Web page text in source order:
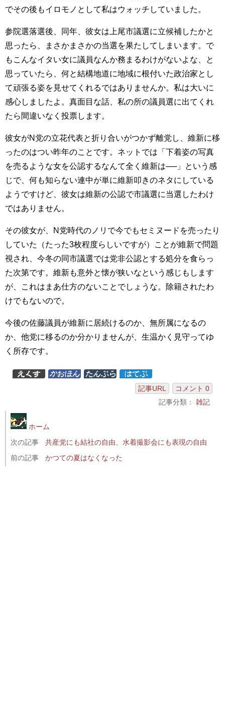
でその後もイロモノとして私はウォッチしていました。
参院選落選後、同年、彼女は上尾市議選に立候補したかと
思ったら、まさかまさかの当選を果たしてしまいます。で
もこんなイタい女に議員なんか務まるわけがないよな、と
思っていたら、何と結構地道に地域に根付いた政治家とし
て頑張る姿を見せてくれるではありませんか。私は大いに
感心しましたよ。真面目な話、私の所の議員選に出てくれ
たら間違いなく投票します。
彼女がN党の立花代表と折り合いがつかず離党し、維新に移
ったのはつい昨年のことです。ネットでは「下着姿の写真
を売るような女を公認するなんて全く維新は──」という感
じで、何も知らない連中が単に維新叩きのネタにしている
ようですけど、彼女は維新の公認で市議選に当選したわけ
ではありません。
その彼女が、N党時代のノリで今でもセミヌードを売ったり
していた（たった3枚程度らしいですが）ことが維新で問題
視され、今冬の同市議選では党非公認とする処分を食らっ
た次第です。維新も意外と懐が狭いなという感じもします
が、これはまあ仕方のないことでしょうな。除籍されたわ
けでもないので。
今後の佐藤議員が維新に居続けるのか、無所属になるの
か、他党に移るのか分かりませんが、生温かく見守ってゆ
く所存です。
記事URL
コメント 0
記事分類： 雑記
ホーム
次の記事
共産党にも結社の自由、水着撮影会にも表現の自由
前の記事
かつての夏はなくなった